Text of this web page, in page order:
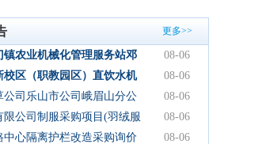
更多>>
镇农业机械化管理服务站邓
层管线隐患整改项目结果公
08-06
校区（职教园区）直饮水机
目采购公告
08-06
公司乐山市公司峨眉山分公
年食堂食材购买服务-询比
08-06
限公司制服采购项目(羽绒服
公告
08-06
中心隔离护栏改造采购询价
08-06